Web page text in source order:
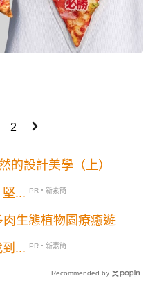
2
的設計美學（上）
...
PR・新素簡
生態植物園療癒遊
...
PR・新素簡
Recommended by